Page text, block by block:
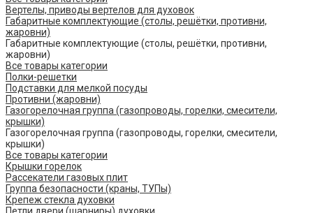
Вертелы, приводы вертелов для духовок
Габаритные комплектующие (столы, решётки, противни,
жаровни)
Габаритные комплектующие (столы, решётки, противни,
жаровни)
Все товары категории
Полки-решетки
Подставки для мелкой посуды
Противни (жаровни)
Газогорелочная группа (газопроводы, горелки, смесители,
крышки)
Газогорелочная группа (газопроводы, горелки, смесители,
крышки)
Все товары категории
Крышки горелок
Рассекатели газовых плит
Группа безопасности (краны, ТУПы)
Крепеж стекла духовки